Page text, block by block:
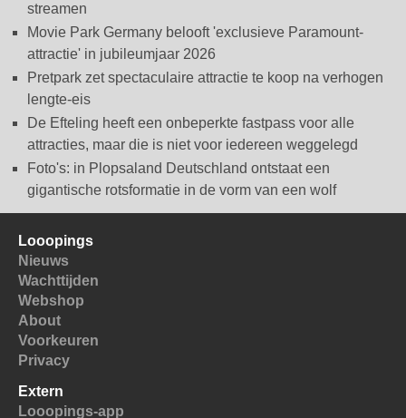
streamen
Movie Park Germany belooft 'exclusieve Paramount-
attractie' in jubileumjaar 2026
Pretpark zet spectaculaire attractie te koop na verhogen
lengte-eis
De Efteling heeft een onbeperkte fastpass voor alle
attracties, maar die is niet voor iedereen weggelegd
Foto's: in Plopsaland Deutschland ontstaat een
gigantische rotsformatie in de vorm van een wolf
Looopings
Nieuws
Wachttijden
Webshop
About
Voorkeuren
Privacy
Extern
Looopings-app